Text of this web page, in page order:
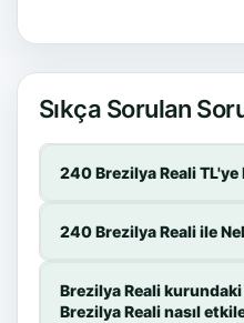
Sıkça Sorulan
240 Brezilya Reali TL'ye
240 Brezilya Reali ile
Brezilya Reali
Brezilya Reali nasıl